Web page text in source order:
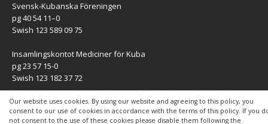
Our website uses cookies. By using our website and agreeing to this policy, you
consent to our use of cookies in accordance with the terms of this policy. If you
not consent to the use of these cookies please disable them following the
Svensk-Kubanska Föreningen
pg 40 54 11–0
Swish 123 589 09 75
Insamlingskontot Mediciner för Kuba
pg 23 57 15-0
Swish 123 182 37 72
KONTAKT